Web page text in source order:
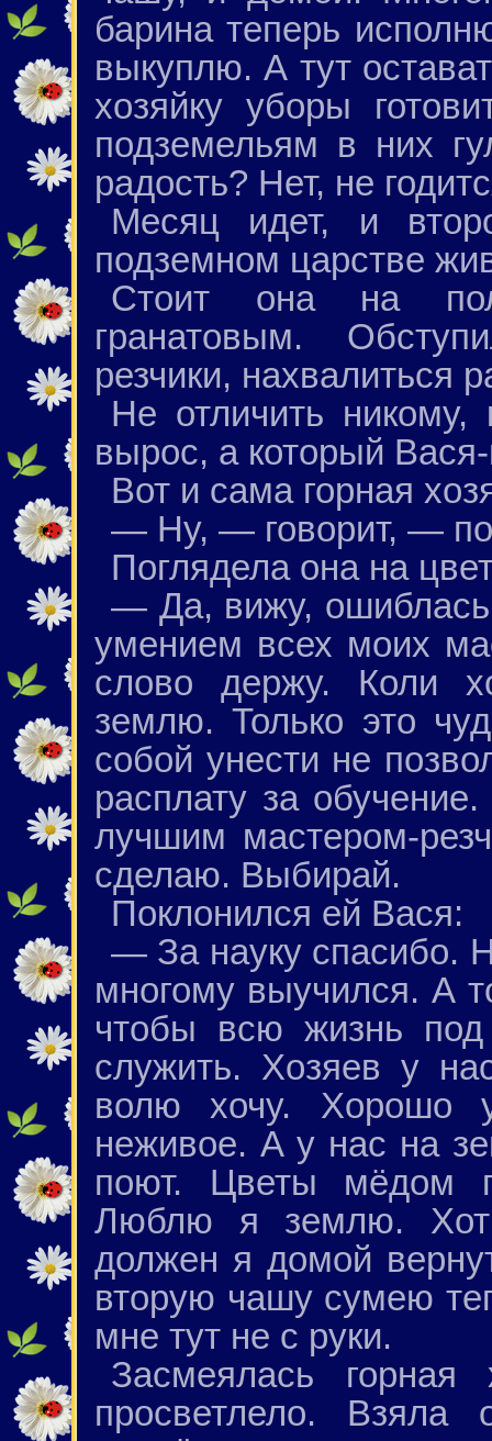
барина теперь
выкуплю. А тут
хозяйку уборы
подземельям в них
радость? Нет, не
Месяц идет, и
подземном царстве
Стоит она на
гранатовым.
резчики, нахвалиться
Не отличить
вырос, а который
Вот и сама горная
— Ну, — говорит, —
Поглядела она на
— Да, вижу,
умением всех моих
слово держу. Коли
землю. Только это
собой унести не
расплату за
лучшим мастером-
сделаю. Выбирай.
Поклонился ей Вася:
— За науку спасибо.
многому выучился. А
чтобы всю жизнь под
служить. Хозяев у
волю хочу. Хорошо
неживое. А у нас на
поют. Цветы мёдом
Люблю я землю.
должен я домой
вторую чашу сумею
мне тут не с руки.
Засмеялась
просветлело.